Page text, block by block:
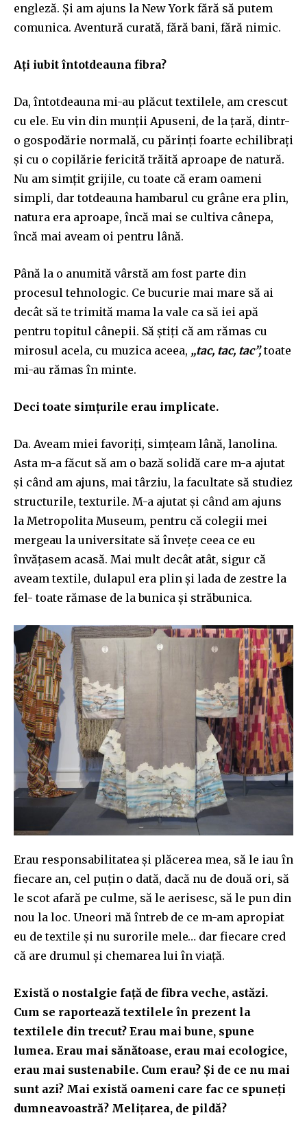
engleză. Și am ajuns la New York fără să putem
comunica. Aventură curată, fără bani, fără nimic.
Ați iubit întotdeauna fibra?
Da, întotdeauna mi-au plăcut textilele, am crescut
cu ele. Eu vin din munții Apuseni, de la țară, dintr-
o gospodărie normală, cu părinți foarte echilibrați
și cu o copilărie fericită trăită aproape de natură.
Nu am simțit grijile, cu toate că eram oameni
simpli, dar totdeauna hambarul cu grâne era plin,
natura era aproape, încă mai se cultiva cânepa,
încă mai aveam oi pentru lână.
Până la o anumită vârstă am fost parte din
procesul tehnologic. Ce bucurie mai mare să ai
decât să te trimită mama la vale ca să iei apă
pentru topitul cânepii. Să știți că am rămas cu
mirosul acela, cu muzica aceea, „tac, tac, tac”,toate
mi-au rămas în minte.
Deci toate simțurile erau implicate.
Da. Aveam miei favoriți, simțeam lână, lanolina.
Asta m-a făcut să am o bază solidă care m-a ajutat
și când am ajuns, mai târziu, la facultate să studiez
structurile, texturile. M-a ajutat și când am ajuns
la Metropolita Museum, pentru că colegii mei
mergeau la universitate să învețe ceea ce eu
învățasem acasă. Mai mult decât atât, sigur că
aveam textile, dulapul era plin și lada de zestre la
fel- toate rămase de la bunica și străbunica.
Erau responsabilitatea și plăcerea mea, să le iau în
fiecare an, cel puțin o dată, dacă nu de două ori, să
le scot afară pe culme, să le aerisesc, să le pun din
nou la loc. Uneori mă întreb de ce m-am apropiat
eu de textile și nu surorile mele… dar fiecare cred
că are drumul și chemarea lui în viață.
Există o nostalgie față de fibra veche, astăzi.
Cum se raportează textilele în prezent la
textilele din trecut? Erau mai bune, spune
lumea. Erau mai sănătoase, erau mai ecologice,
erau mai sustenabile. Cum erau? Și de ce nu mai
sunt azi? Mai există oameni care fac ce spuneți
dumneavoastră? Melițarea, de pildă?